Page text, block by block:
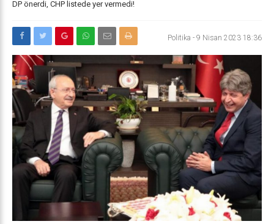
DP önerdi, CHP listede yer vermedi!
Politika - 9 Nisan 2023 18:36